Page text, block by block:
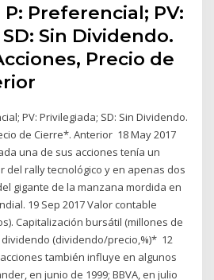
Preferencial; PV:
Sin Dividendo.
Precio de
PV: Privilegiada; SD: Sin Dividendo.
de Cierre*. Anterior 18 May 2017
una de sus acciones tenía un
del rally tecnológico y en apenas dos
gigante de la manzana mordida en
19 Sep 2017 Valor contable
Capitalización bursátil (millones de
(dividendo/precio,%)* 12
acciones también influye en algunos
en junio de 1999; BBVA, en julio